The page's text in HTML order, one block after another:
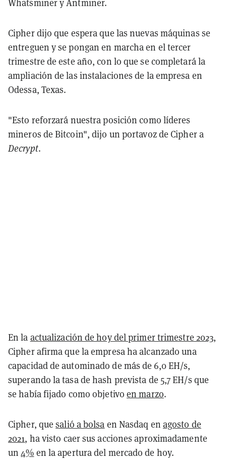
Whatsminer y Antminer.
Cipher dijo que espera que las nuevas máquinas se
entreguen y se pongan en marcha en el tercer
trimestre de este año, con lo que se completará la
ampliación de las instalaciones de la empresa en
Odessa, Texas.
"Esto reforzará nuestra posición como líderes
mineros de Bitcoin", dijo un portavoz de Cipher a
Decrypt.
En la actualización de hoy del primer trimestre 2023,
Cipher afirma que la empresa ha alcanzado una
capacidad de autominado de más de 6,0 EH/s,
superando la tasa de hash prevista de 5,7 EH/s que
se había fijado como objetivoen marzo.
Cipher, quesalió a bolsa en Nasdaq en agosto de
2021, ha visto caer sus acciones aproximadamente
un4% en la apertura del mercado de hoy.